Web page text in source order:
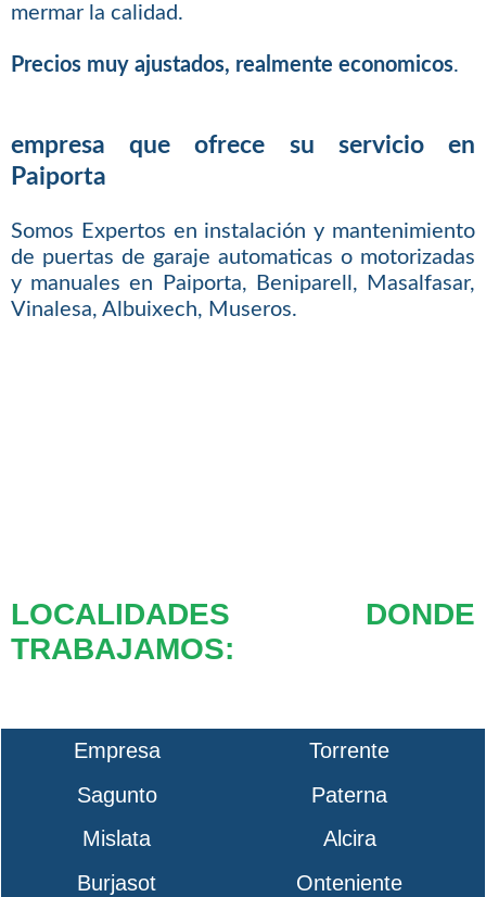
mermar la calidad.
Precios muy ajustados, realmente economicos.
empresa que ofrece su servicio en
Paiporta
Somos Expertos en instalación y mantenimiento
de puertas de garaje automaticas o motorizadas
y manuales en Paiporta, Beniparell, Masalfasar,
Vinalesa, Albuixech, Museros.
LOCALIDADES DONDE
TRABAJAMOS:
Empresa
Torrente
Sagunto
Paterna
Mislata
Alcira
Burjasot
Onteniente